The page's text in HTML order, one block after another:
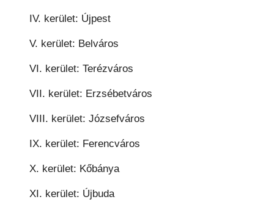
IV. kerület: Újpest
V. kerület: Belváros
VI. kerület: Terézváros
VII. kerület: Erzsébetváros
VIII. kerület: Józsefváros
IX. kerület: Ferencváros
X. kerület: Kőbánya
XI. kerület: Újbuda